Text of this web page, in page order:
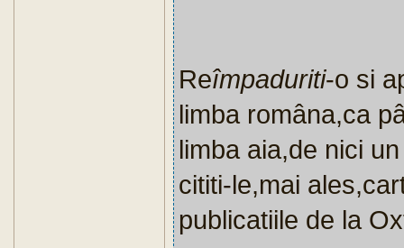
Reîmpaduriti-o si
limba româna,ca
limba aia,de nici
cititi-le,mai
publicatiile de la